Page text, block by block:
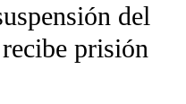
del
prisión